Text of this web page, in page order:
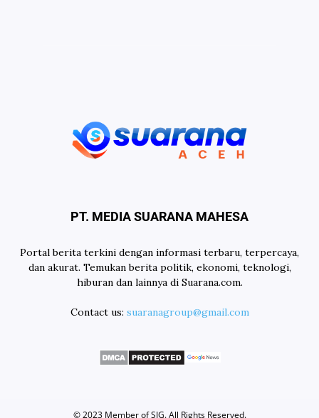
PT. MEDIA SUARANA MAHESA
Portal berita terkini dengan informasi terbaru, terpercaya,
dan akurat. Temukan berita politik, ekonomi, teknologi,
hiburan dan lainnya di Suarana.com.
Contact us: suaranagroup@gmail.com
© 2023 Member ofSIG. All Rights Reserved.